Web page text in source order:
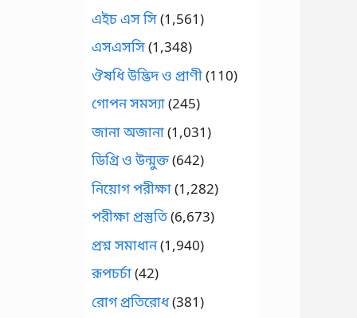
এইচ এস সি(1,561)
এসএসসি(1,348)
ঔষধি উদ্ভিদ ও প্রাণী(110)
গোপন সমস্যা(245)
জানা অজানা(1,031)
ডিগ্রি ও উন্মুক্ত(642)
নিয়োগ পরীক্ষা(1,282)
পরীক্ষা প্রস্তুতি(6,673)
প্রশ্ন সমাধান(1,940)
রূপচর্চা(42)
রোগ প্রতিরোধ(381)